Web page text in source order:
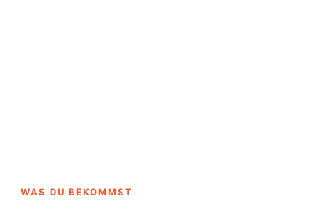
WAS DU BEKOMMST